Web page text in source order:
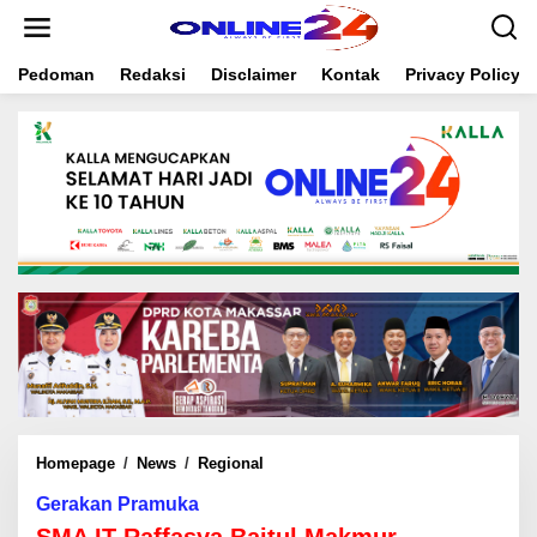
t
Pedoman Redaksi Disclaimer Kontak Privacy Policy
Homepage / News / Regional
I
Gerakan Pramuka